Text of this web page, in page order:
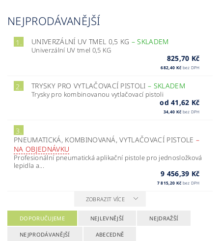
NEJPRODÁVANĚJŠÍ
1. UNIVERZÁLNÍ UV TMEL 0,5 KG –SKLADEM
Univerzální UV tmel 0,5 KG
825,70 Kč
682,40 Kč bez DPH
2. TRYSKY PRO VYTLAČOVACÍ PISTOLI– SKLADEM
Trysky pro kombinovanou vytlačovací pistoli
od 41,62 Kč
34,40 Kč bez DPH
3.
PNEUMATICKÁ, KOMBINOVANÁ, VYTLAČOVACÍ PISTOLE –
NA OBJEDNÁVKU
Profesionální pneumatická aplikační pistole pro jednosložková
lepidla a...
9 456,39 Kč
7 815,20 Kč bez DPH
ZOBRAZIT VÍCE
DOPORUČUJEME NEJLEVNĚJŠÍ NEJDRAŽŠÍ
NEJPRODÁVANĚJŠÍ ABECEDNĚ